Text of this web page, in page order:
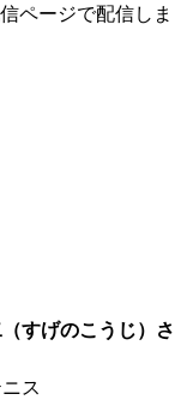
ページで配信しま
すげのこうじ）さ
ス